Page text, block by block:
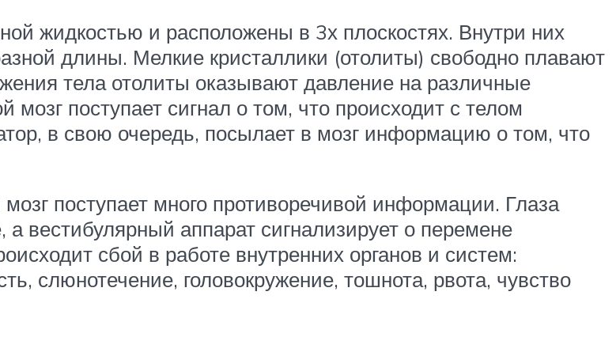
жидкостью и расположены в 3х плоскостях. Внутри них
длины. Мелкие кристаллики (отолиты) свободно плавают
тела отолиты оказывают давление на различные
мозг поступает сигнал о том, что происходит с телом
в свою очередь, посылает в мозг информацию о том, что
поступает много противоречивой информации. Глаза
вестибулярный аппарат сигнализирует о перемене
сбой в работе внутренних органов и систем:
слюнотечение, головокружение, тошнота, рвота, чувство